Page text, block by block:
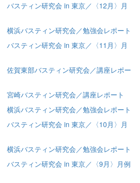
バスティン研究会 in 東京／〈12月〉月
横浜バスティン研究会／勉強会レポート
バスティン研究会 in 東京／〈11月〉月
佐賀東部バスティン研究会／講座レポー
宮崎バスティン研究会／講座レポート
横浜バスティン研究会／勉強会レポート
バスティン研究会 in 東京／〈10月〉月
横浜バスティン研究会／勉強会レポート
バスティン研究会 in 東京／〈9月〉月例